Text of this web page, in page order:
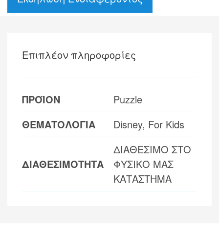
Επιπλέον πληροφορίες
ΠΡΟΪΟΝ
Puzzle
ΘΕΜΑΤΟΛΟΓΙΑ
Disney, For Kids
ΔΙΑΘΕΣΙΜΟΤΗΤΑ
ΔΙΑΘΕΣΙΜΟ ΣΤΟ
ΦΥΣΙΚΟ ΜΑΣ
ΚΑΤΑΣΤΗΜΑ